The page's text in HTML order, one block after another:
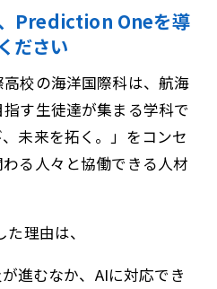
Prediction Oneを導
ださい
高校の海洋国際科は、航海
す生徒達が集まる学科で
未来を拓く。」をコンセ
る人々と協働できる人材
理由は、
進むなか、AIに対応でき